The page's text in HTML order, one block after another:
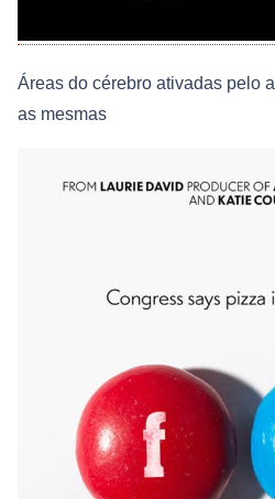
Áreas do cérebro ativadas pelo
as mesmas